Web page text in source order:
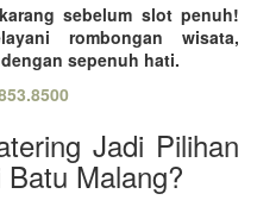
sebelum slot penuh!
rombongan wisata,
sepenuh hati.
Jadi Pilihan
Malang?